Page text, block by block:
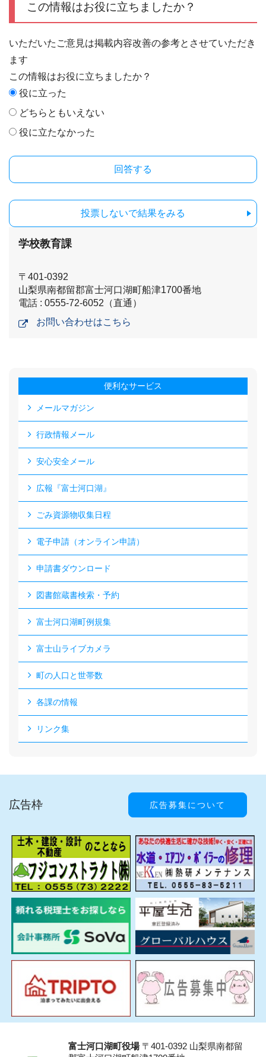
この情報はお役に立ちましたか？
いただいたご意見は掲載内容改善の参考とさせていただき
ます
この情報はお役に立ちましたか？
役に立った
どちらともいえない
役に立たなかった
投票しないで結果をみる
学校教育課
〒401-0392
山梨県南都留郡富士河口湖町船津1700番地
電話 : 0555-72-6052（直通）
お問い合わせはこちら
便利なサービス
メールマガジン
行政情報メール
安心安全メール
広報『富士河口湖』
ごみ資源物収集日程
電子申請（オンライン申請）
申請書ダウンロード
図書館蔵書検索・予約
富士河口湖町例規集
富士山ライブカメラ
町の人口と世帯数
各課の情報
リンク集
広告枠 広告募集について
富士河口湖町役場〒401-0392 山梨県南都留